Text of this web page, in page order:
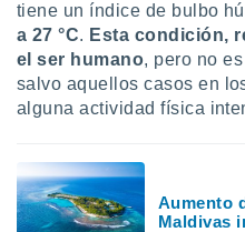
tiene un índice de bulbo
a 27 °C. Esta condición,
el ser humano, pero no
salvo aquellos casos en
alguna actividad física
Aumento
Maldivas